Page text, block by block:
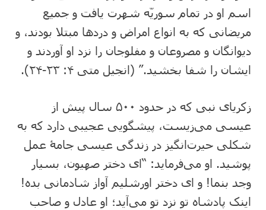
اسم او در تمام سوریّه شهرت یافت و جمیع
مریضانی که به انواع امراض و دردها مبتلا بودند، و
دیوانگان و مصروعان و مفلوجان را نزد او آوردند و
ایشان را شفا بخشید.” (انجیل متی ۴: ‏۲۳-‏۲۴).
زکریای نبی که در حدود ۵۰۰ سال پیش از
عیسی می‌زیست، پیشگویی عجیبی دارد که به
شکلی حیرت‌انگیز در زندگی عیسی جامۀ عمل
پوشید. او می‌فرماید: “ای دختر صهیون، بسیار
وجد بنما! و ای دختر اورشلیم آواز شادمانی بده!
اینک پادشاه تو نزد تو می‌آید؛ او عادل و صاحب